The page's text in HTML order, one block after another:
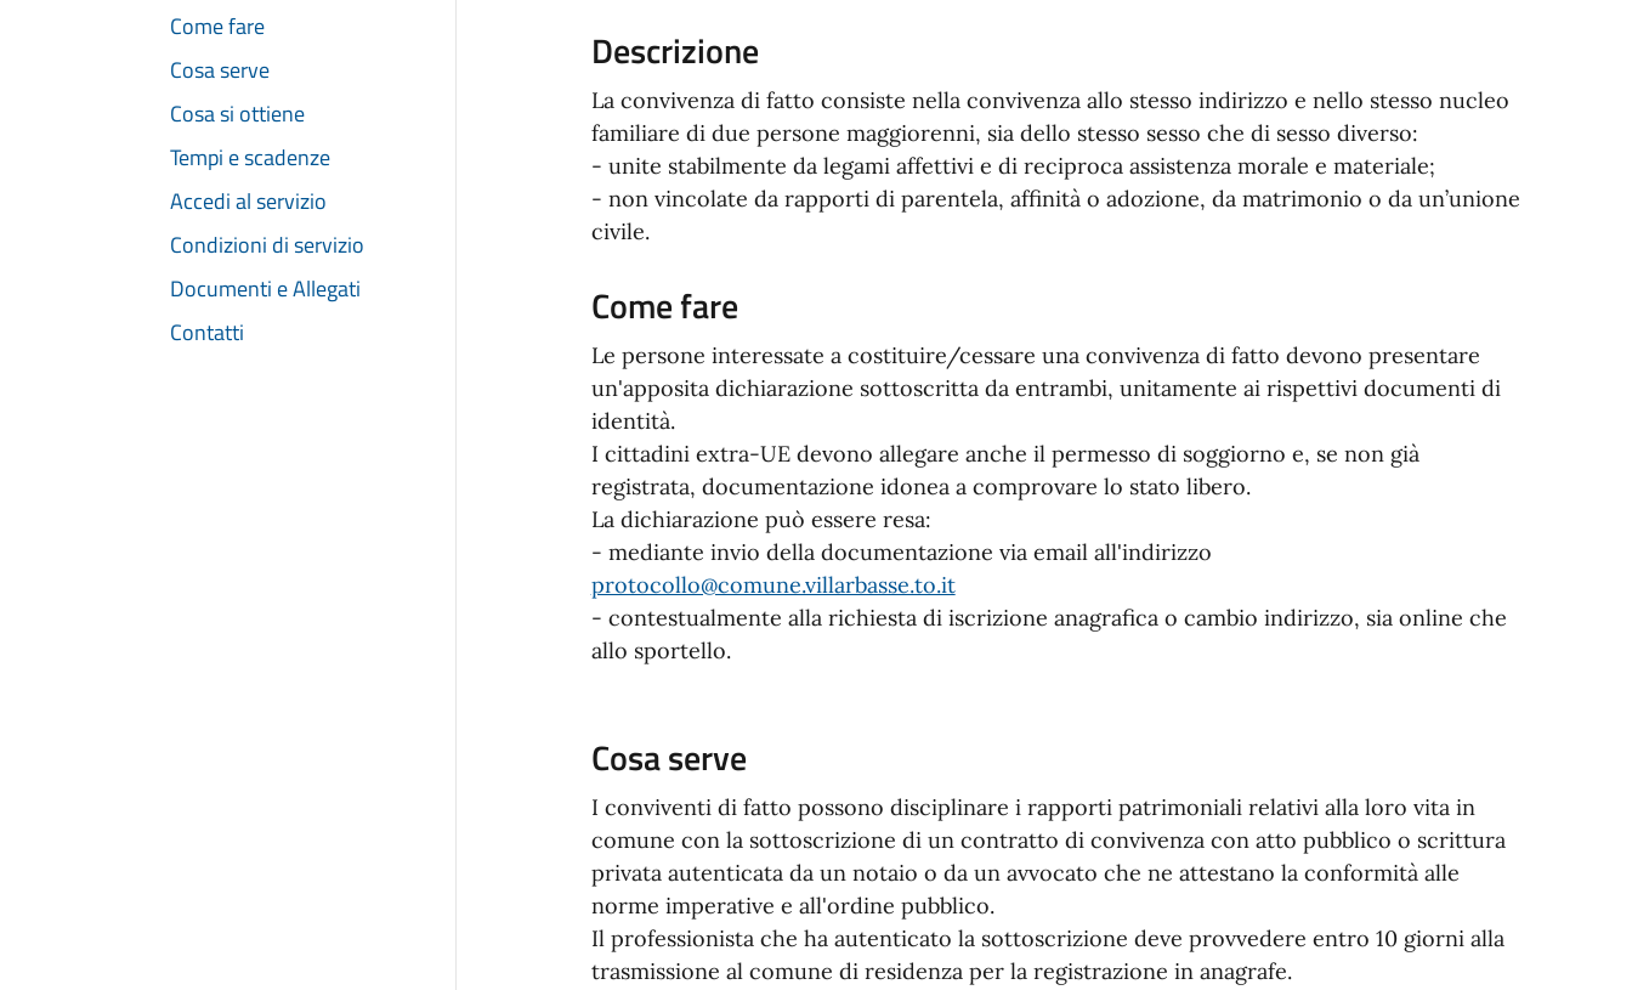
Come fare
Cosa serve
Cosa si ottiene
Tempi e scadenze
Accedi al servizio
Condizioni di servizio
Documenti e Allegati
Contatti
Descrizione
La convivenza di fatto consiste nella convivenza allo stesso indirizzo e nello stesso nucleo
familiare di due persone maggiorenni, sia dello stesso sesso che di sesso diverso:
- unite stabilmente da legami affettivi e di reciproca assistenza morale e materiale;
- non vincolate da rapporti di parentela, affinità o adozione, da matrimonio o da un’unione
civile.
Come fare
Le persone interessate a costituire/cessare una convivenza di fatto devono presentare
un'apposita dichiarazione sottoscritta da entrambi, unitamente ai rispettivi documenti di
identità.
I cittadini extra-UE devono allegare anche il permesso di soggiorno e, se non già
registrata, documentazione idonea a comprovare lo stato libero.
La dichiarazione può essere resa:
- mediante invio della documentazione via email all'indirizzo
protocollo@comune.villarbasse.to.it
- contestualmente alla richiesta di iscrizione anagrafica o cambio indirizzo, sia online che
allo sportello.
Cosa serve
I conviventi di fatto possono disciplinare i rapporti patrimoniali relativi alla loro vita in
comune con la sottoscrizione di un contratto di convivenza con atto pubblico o scrittura
privata autenticata da un notaio o da un avvocato che ne attestano la conformità alle
norme imperative e all'ordine pubblico.
Il professionista che ha autenticato la sottoscrizione deve provvedere entro 10 giorni alla
trasmissione al comune di residenza per la registrazione in anagrafe.